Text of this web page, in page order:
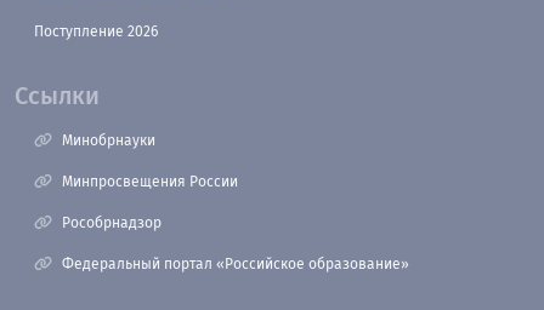
Поступление 2026
Ссылки
Минобрнауки
Минпросвещения России
Рособрнадзор
Федеральный портал «Российское образование»